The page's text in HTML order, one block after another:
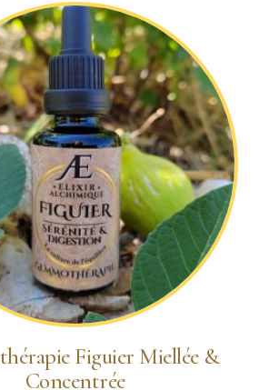
Figuier Miellée &
Concentrée